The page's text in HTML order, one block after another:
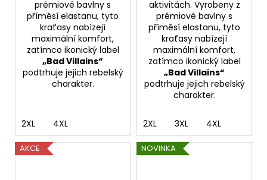
prémiové bavlny s
příměsí elastanu, tyto
kraťasy nabízejí
maximální komfort,
zatímco ikonický label
„Bad Villains“
podtrhuje jejich rebelský
charakter.
2XL 4XL
aktivitách. Vyrobeny z
prémiové bavlny s
příměsí elastanu, tyto
kraťasy nabízejí
maximální komfort,
zatímco ikonický label
„Bad Villains“
podtrhuje jejich rebelský
charakter.
2XL 3XL 4XL
AKCE NOVINKA